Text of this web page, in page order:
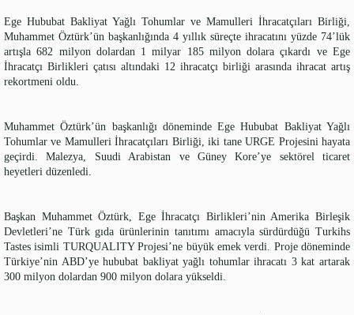
Ege Hububat Bakliyat Yağlı Tohumlar ve Mamulleri İhracatçıları Birliği,
Muhammet Öztürk’ün başkanlığında 4 yıllık süreçte ihracatını yüzde 74’lük
artışla 682 milyon dolardan 1 milyar 185 milyon dolara çıkardı ve Ege
İhracatçı Birlikleri çatısı altındaki 12 ihracatçı birliği arasında ihracat artış
rekortmeni oldu.
Muhammet Öztürk’ün başkanlığı döneminde Ege Hububat Bakliyat Yağlı
Tohumlar ve Mamulleri İhracatçıları Birliği, iki tane URGE Projesini hayata
geçirdi. Malezya, Suudi Arabistan ve Güney Kore’ye sektörel ticaret
heyetleri düzenledi.
Başkan Muhammet Öztürk, Ege İhracatçı Birlikleri’nin Amerika Birleşik
Devletleri’ne Türk gıda ürünlerinin tanıtımı amacıyla sürdürdüğü Turkihs
Tastes isimli TURQUALITY Projesi’ne büyük emek verdi. Proje döneminde
Türkiye’nin ABD’ye hububat bakliyat yağlı tohumlar ihracatı 3 kat artarak
300 milyon dolardan 900 milyon dolara yükseldi.